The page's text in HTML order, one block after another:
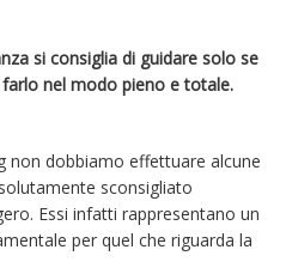
si consiglia di guidare solo se
nel modo pieno e totale.
non dobbiamo effettuare alcune
sconsigliato
Essi infatti rappresentano un
per quel che riguarda la